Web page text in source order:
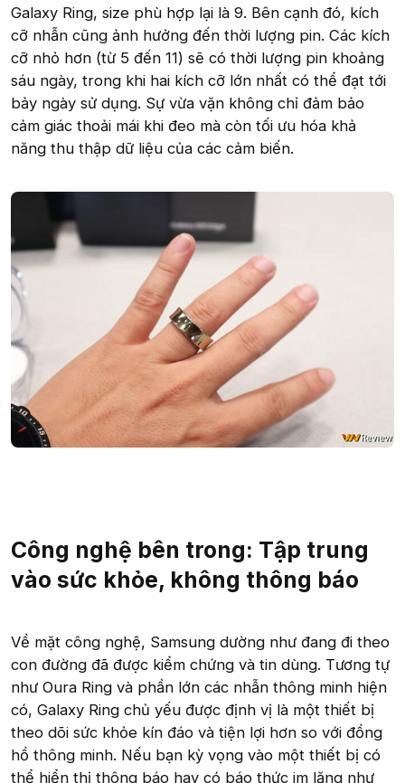
Galaxy Ring, size phù hợp lại là 9. Bên cạnh đó, kích
cỡ nhẫn cũng ảnh hưởng đến thời lượng pin. Các kích
cỡ nhỏ hơn (từ 5 đến 11) sẽ có thời lượng pin khoảng
sáu ngày, trong khi hai kích cỡ lớn nhất có thể đạt tới
bảy ngày sử dụng. Sự vừa vặn không chỉ đảm bảo
cảm giác thoải mái khi đeo mà còn tối ưu hóa khả
năng thu thập dữ liệu của các cảm biến.
Công nghệ bên trong: Tập trung
vào sức khỏe, không thông báo
Về mặt công nghệ, Samsung dường như đang đi theo
con đường đã được kiểm chứng và tin dùng. Tương tự
như Oura Ring và phần lớn các nhẫn thông minh hiện
có, Galaxy Ring chủ yếu được định vị là một thiết bị
theo dõi sức khỏe kín đáo và tiện lợi hơn so với đồng
hồ thông minh. Nếu bạn kỳ vọng vào một thiết bị có
thể hiển thị thông báo hay có báo thức im lặng như